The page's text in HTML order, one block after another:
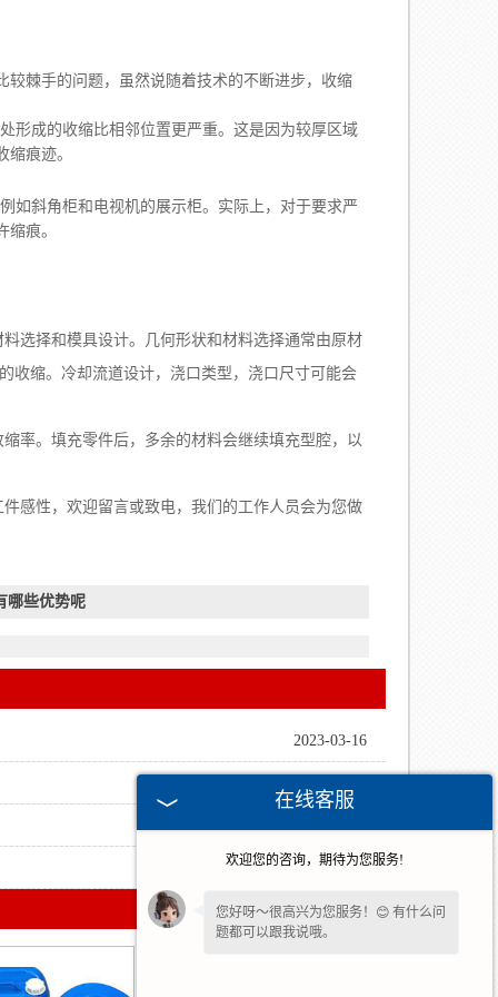
较棘手的问题，虽然说随着技术的不断进步，收缩
形成的收缩比相邻位置更严重。这是因为较厚区域
痕迹。
如斜角柜和电视机的展示柜。实际上，对于要求严
痕。
选择和模具设计。几何形状和材料选择通常由原材
收缩。冷却流道设计，浇口类型，浇口尺寸可能会
率。填充零件后，多余的材料会继续填充型腔，以
感性，欢迎留言或致电，我们的工作人员会为您做
哪些优势呢
2023-03-16
2022-06-23
在线客服
欢迎您的咨询，期待为您服务!
您好呀～很高兴为您服务！😊 有什么问
题都可以跟我说哦。